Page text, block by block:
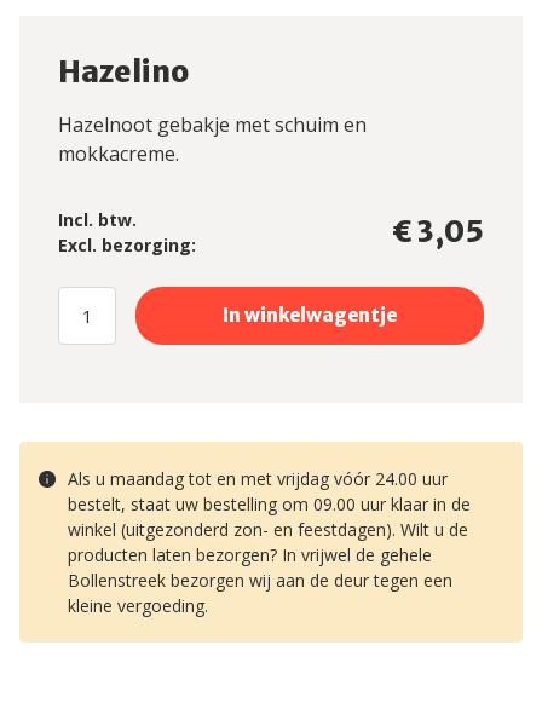
Hazelino
Hazelnoot gebakje met schuim en
mokkacreme.
Incl. btw.
Excl. bezorging:
€ 3,05
Als u maandag tot en met vrijdag vóór 24.00 uur
bestelt, staat uw bestelling om 09.00 uur klaar in de
winkel (uitgezonderd zon- en feestdagen). Wilt u de
producten laten bezorgen? In vrijwel de gehele
Bollenstreek bezorgen wij aan de deur tegen een
kleine vergoeding.